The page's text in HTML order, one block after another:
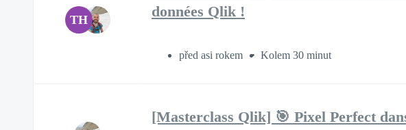
TH
données Qlik !
před asi rokem Kolem 30 minut
[Masterclass Qlik] 🎯 Pixel Perfect